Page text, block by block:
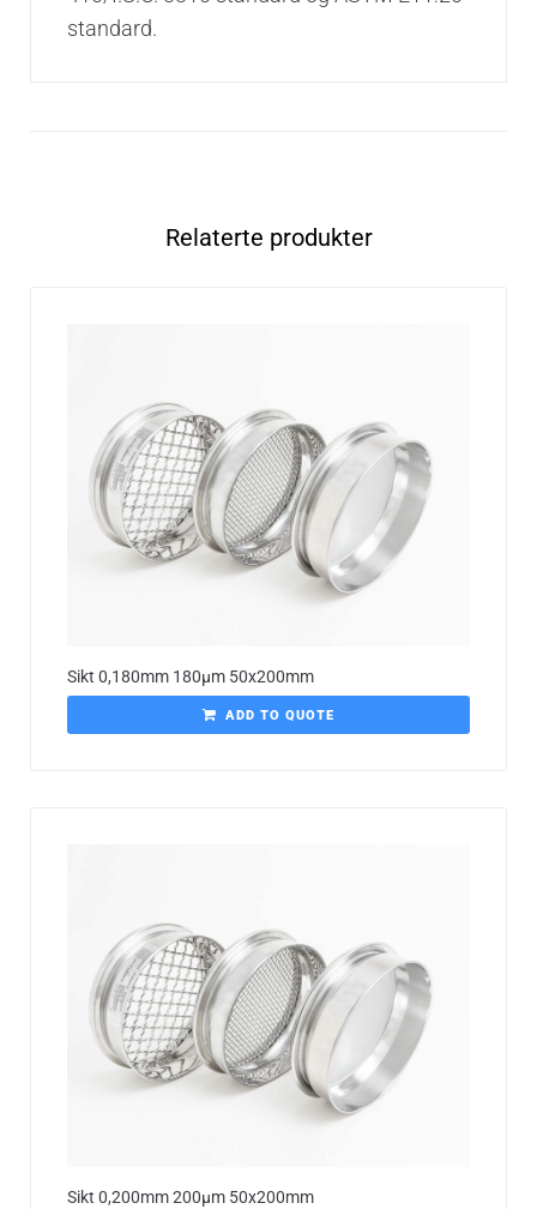
standard.
Relaterte produkter
Sikt 0,180mm 180µm 50x200mm
ADD TO QUOTE
Sikt 0,200mm 200µm 50x200mm